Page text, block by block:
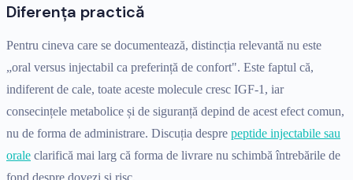
Diferența practică
Pentru cineva care se documentează, distincția relevantă nu este
„oral versus injectabil ca preferință de confort". Este faptul că,
indiferent de cale, toate aceste molecule cresc IGF-1, iar
consecințele metabolice și de siguranță depind de acest efect comun,
nu de forma de administrare. Discuția despre peptide injectabile sau
orale clarifică mai larg că forma de livrare nu schimbă întrebările de
fond despre dovezi și risc.